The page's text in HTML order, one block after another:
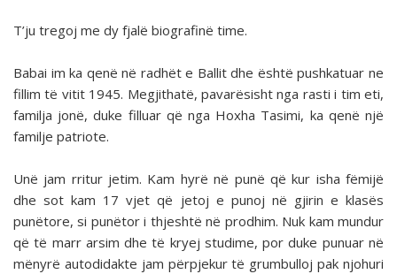
T’ju tregoj me dy fjalë biografinë time.
Babai im ka qenë në radhët e Ballit dhe është pushkatuar ne
fillim të vitit 1945. Megjithatë, pavarësisht nga rasti i tim eti,
familja jonë, duke filluar që nga Hoxha Tasimi, ka qenë një
familje patriote.
Unë jam rritur jetim. Kam hyrë në punë që kur isha fëmijë
dhe sot kam 17 vjet që jetoj e punoj në gjirin e klasës
punëtore, si punëtor i thjeshtë në prodhim. Nuk kam mundur
që të marr arsim dhe të kryej studime, por duke punuar në
mënyrë autodidakte jam përpjekur të grumbulloj pak njohuri